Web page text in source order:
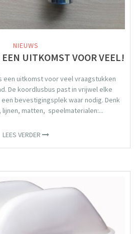
NIEUWS
UITKOMST VOOR VEEL!
een uitkomst voor veel vraagstukken
De koordlusbus past in vrijwel elke
bevestigingsplek waar nodig. Denk
lijnen, matten, speelmaterialen:...
LEES VERDER